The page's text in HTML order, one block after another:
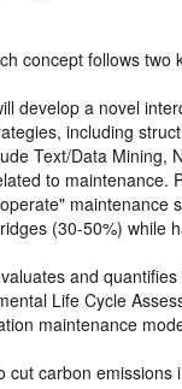
concept follows two
develop a novel
including
Text/Data Mining,
to maintenance.
maintenance
(30-50%) while
and
Life Cycle
maintenance
cut carbon